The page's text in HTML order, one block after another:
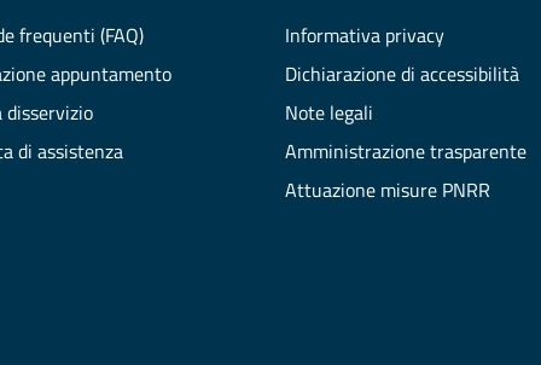
frequenti (FAQ)
appuntamento
disservizio
di assistenza
Informativa privacy
Dichiarazione di accessibilità
Note legali
Amministrazione trasparente
Attuazione misure PNRR